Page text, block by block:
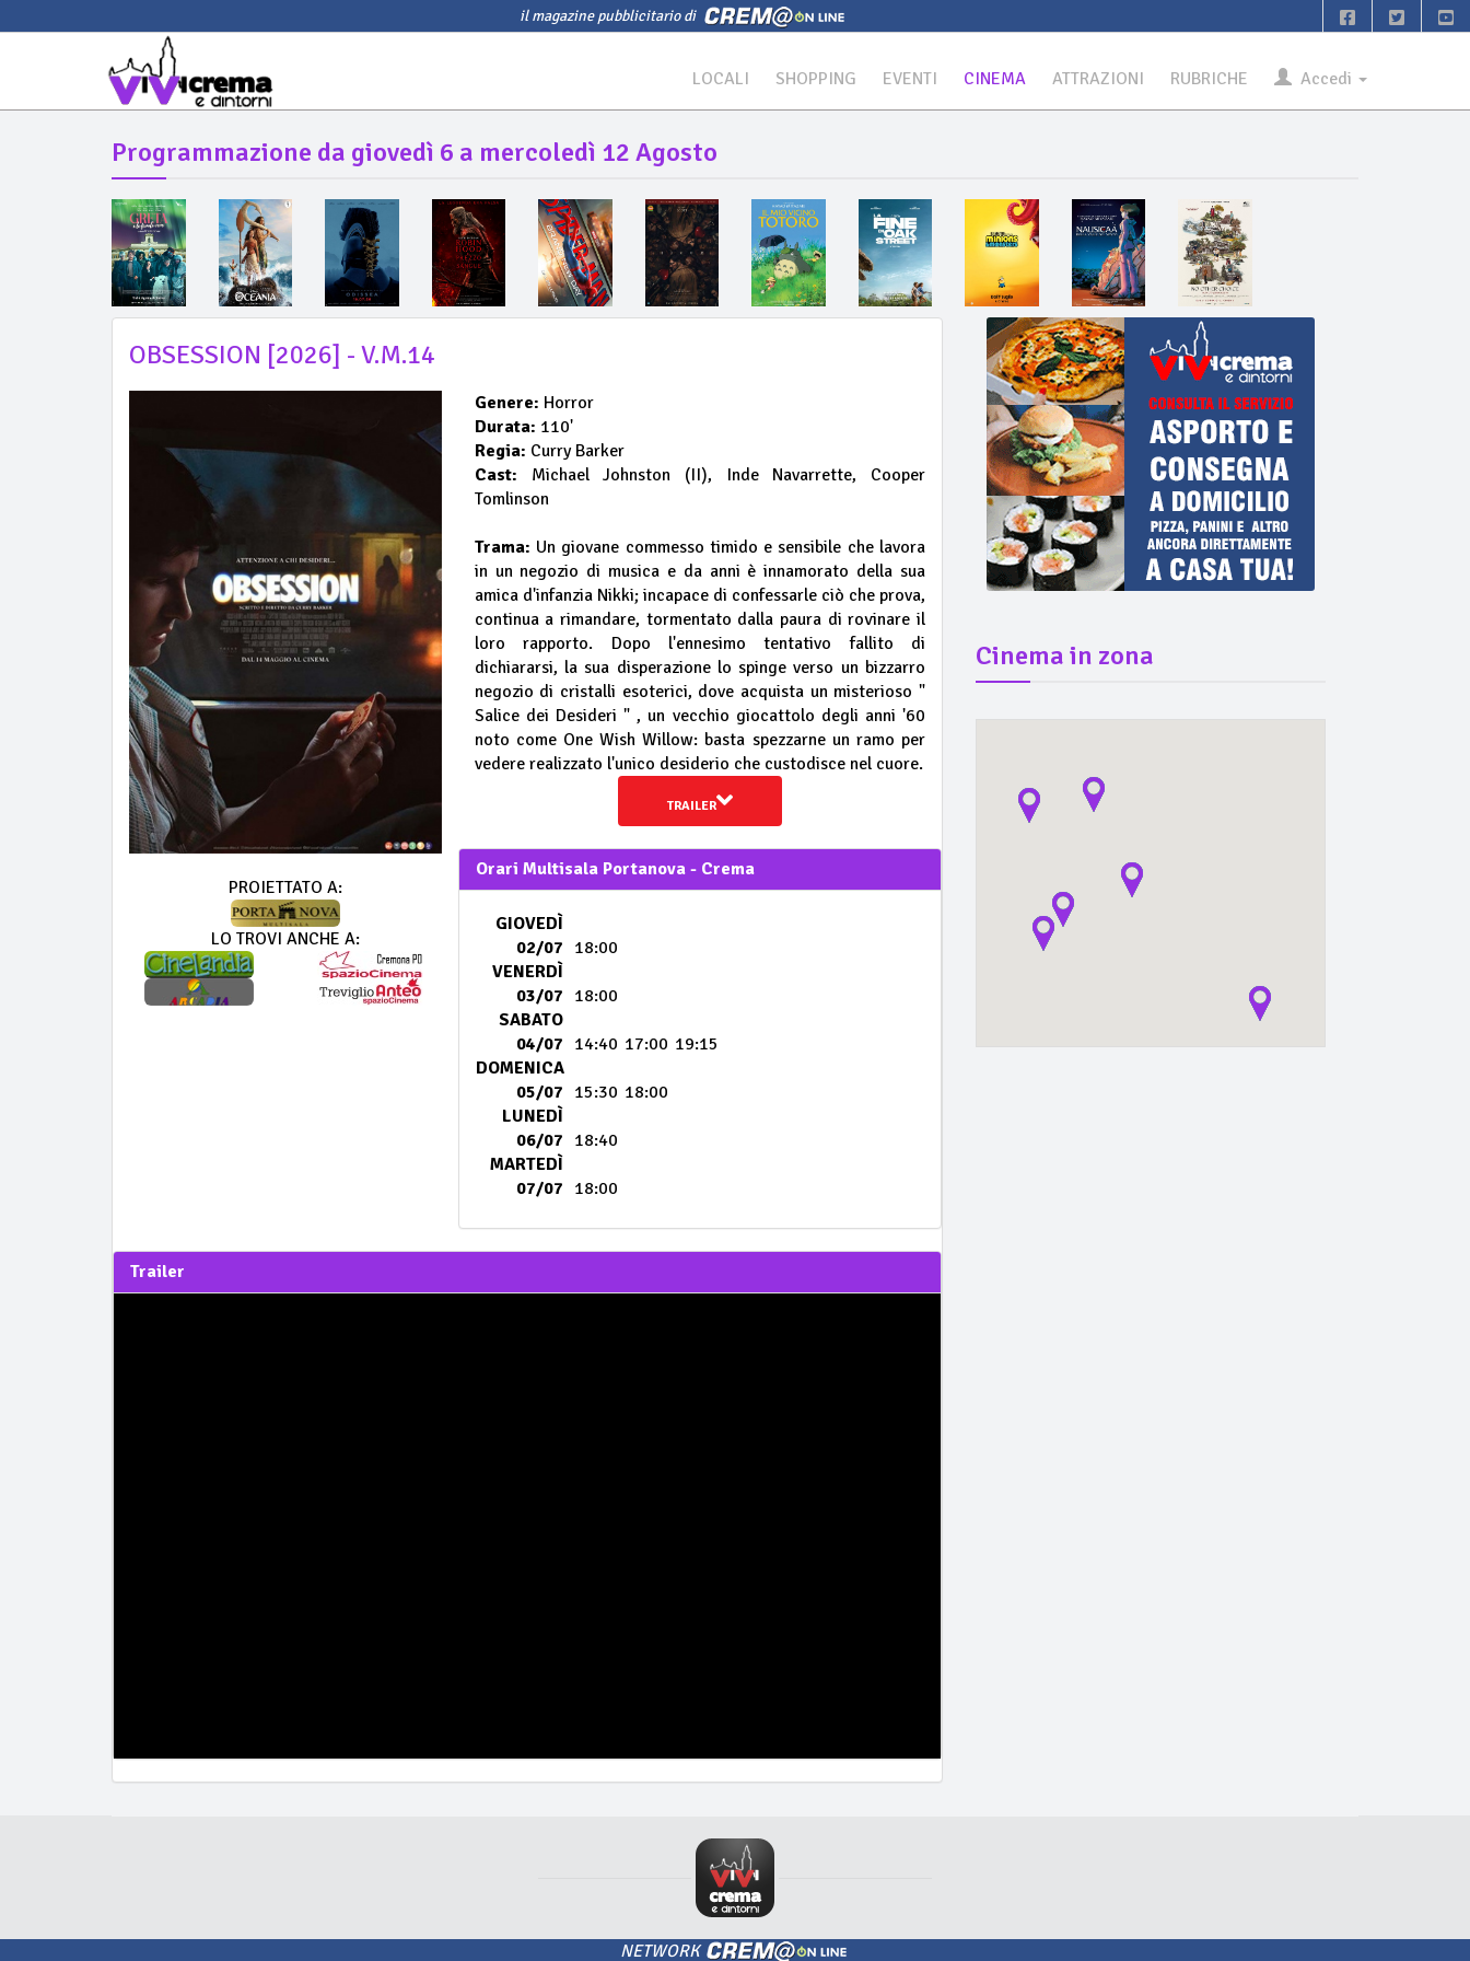
il magazine pubblicitario di
LOCALI SHOPPING EVENTI CINEMA ATTRAZIONI RUBRICHE Accedi
Programmazione da giovedì 6 a mercoledì 12 Agosto
OBSESSION [2026] - V.M.14
PROIETTATO A:
LO TROVI ANCHE A:
Genere: Horror
Durata: 110'
Regia: Curry Barker
Cast:
Michael Johnston (II), Inde Navarrette, Cooper
Tomlinson
Trama: Un giovane commesso timido e sensibile che lavora
in un negozio di musica e da anni è innamorato della sua
amica d'infanzia Nikki; incapace di confessarle ciò che prova,
continua a rimandare, tormentato dalla paura di rovinare il
loro rapporto. Dopo l'ennesimo tentativo fallito di
dichiararsi, la sua disperazione lo spinge verso un bizzarro
negozio di cristalli esoterici, dove acquista un misterioso "
Salice dei Desideri " , un vecchio giocattolo degli anni '60
noto come One Wish Willow: basta spezzarne un ramo per
vedere realizzato l'unico desiderio che custodisce nel cuore.
TRAILER
Orari Multisala Portanova - Crema
GIOVEDÌ
02/07 18:00
VENERDÌ
03/07 18:00
SABATO
04/07 14:40 17:00 19:15
DOMENICA
05/07 15:30 18:00
LUNEDÌ
06/07 18:40
MARTEDÌ
07/07 18:00
Trailer
Cinema in zona
NETWORK